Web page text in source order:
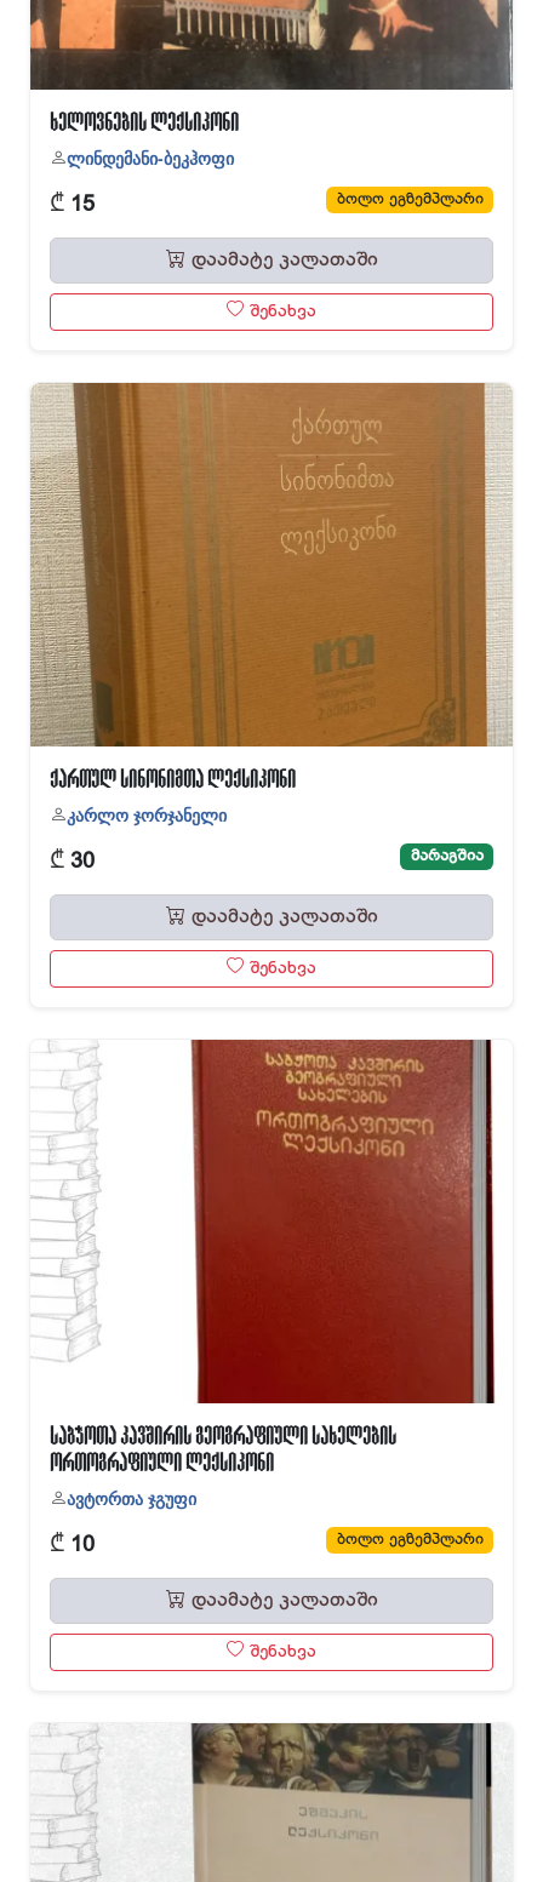
ხელოვნების ლექსიკონი
ლინდემანი-ბეკჰოფი
₾ 15 ბოლო ეგზემპლარი
დაამატე კალათაში
შენახვა
ქართულ სინონიმთა ლექსიკონი
კარლო ჯორჯანელი
₾ 30 მარაგშია
დაამატე კალათაში
შენახვა
საბჭოთა კავშირის გეოგრაფიული სახელების
ორთოგრაფიული ლექსიკონი
ავტორთა ჯგუფი
₾ 10 ბოლო ეგზემპლარი
დაამატე კალათაში
შენახვა